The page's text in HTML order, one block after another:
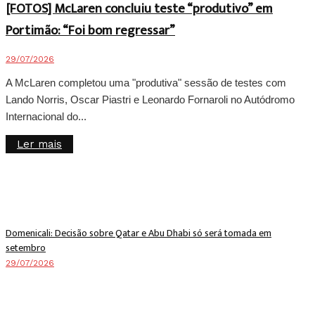
[FOTOS] McLaren concluiu teste “produtivo” em
Portimão: “Foi bom regressar”
29/07/2026
A McLaren completou uma "produtiva" sessão de testes com
Lando Norris, Oscar Piastri e Leonardo Fornaroli no Autódromo
Internacional do...
Ler mais
Domenicali: Decisão sobre Qatar e Abu Dhabi só será tomada em
setembro
29/07/2026